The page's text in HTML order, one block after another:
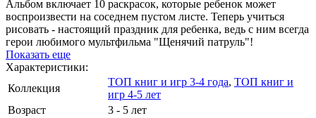
Альбом включает 10 раскрасок, которые ребенок может
воспроизвести на соседнем пустом листе. Теперь учиться
рисовать - настоящий праздник для ребенка, ведь с ним всегда
герои любимого мультфильма "Щенячий патруль"!
Показать еще
Характеристики:
Коллекция
ТОП книг и игр 3-4 года, ТОП книг и
игр 4-5 лет
Возраст
3 - 5 лет